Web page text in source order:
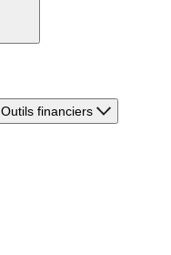
Outils financiers